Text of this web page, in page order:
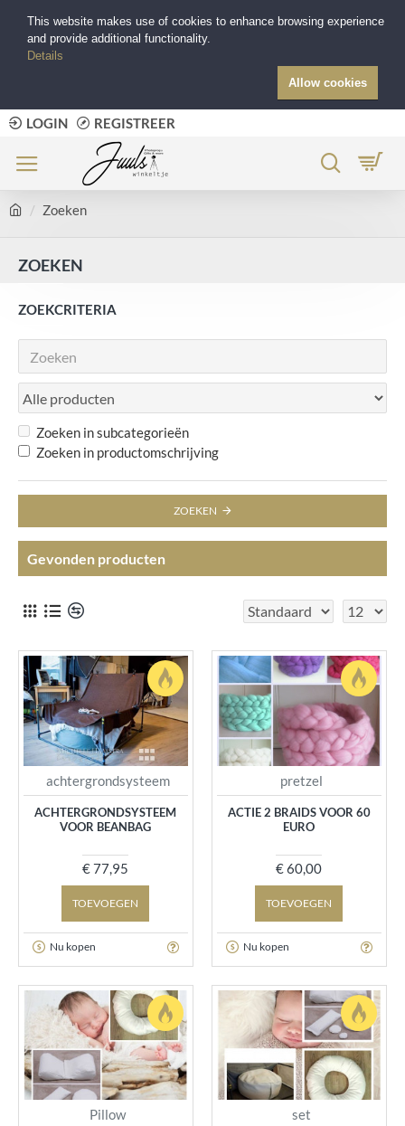
LOGIN REGISTREER
Zoeken
ZOEKEN
ZOEKCRITERIA
Zoeken in subcategorieën
Zoeken in productomschrijving
ZOEKEN
Gevonden producten
achtergrondsysteem
ACHTERGRONDSYSTEEM
VOOR BEANBAG
€ 77,95
TOEVOEGEN
Nu kopen
pretzel
ACTIE 2 BRAIDS VOOR 60
EURO
€ 60,00
TOEVOEGEN
Nu kopen
Pillow set
This website makes use of cookies to enhance browsing experience
and provide additional functionality.
Details
Allow cookies